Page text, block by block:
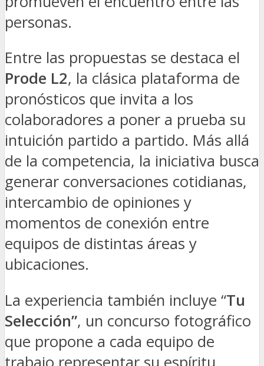
personas.
Entre las propuestas se destaca el
Prode L2, la clásica plataforma de
pronósticos que invita a los
colaboradores a poner a prueba su
intuición partido a partido. Más allá
de la competencia, la iniciativa busca
generar conversaciones cotidianas,
intercambio de opiniones y
momentos de conexión entre
equipos de distintas áreas y
ubicaciones.
La experiencia también incluye “Tu
Selección”, un concurso fotográfico
que propone a cada equipo de